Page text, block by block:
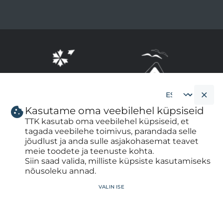
Cookie
banner
language
Kasutame oma veebilehel küpsiseid
TTK kasutab oma veebilehel küpsiseid, et
tagada veebilehe toimivus, parandada selle
jõudlust ja anda sulle asjakohasemat teavet
meie toodete ja teenuste kohta.
Siin saad valida, milliste küpsiste kasutamiseks
nõusoleku annad.
valin ise